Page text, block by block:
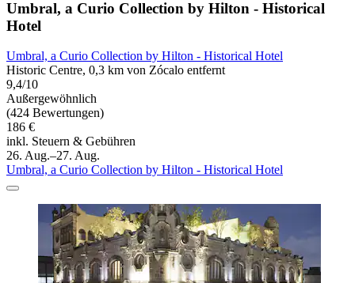
Umbral, a Curio Collection by Hilton - Historical
Hotel
Umbral, a Curio Collection by Hilton - Historical Hotel
Historic Centre, 0,3 km von Zócalo entfernt
9,4/10
Außergewöhnlich
(424 Bewertungen)
186 €
inkl. Steuern & Gebühren
26. Aug.–27. Aug.
Umbral, a Curio Collection by Hilton - Historical Hotel